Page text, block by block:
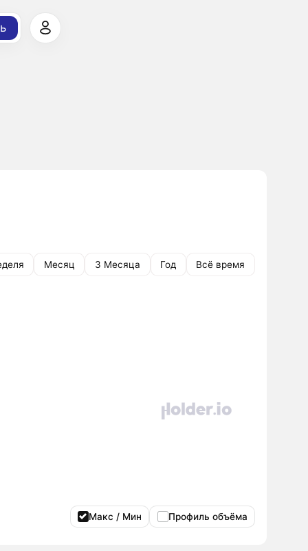
Месяц 3 Месяца Год Всё время
Макс / Мин Профиль объёма